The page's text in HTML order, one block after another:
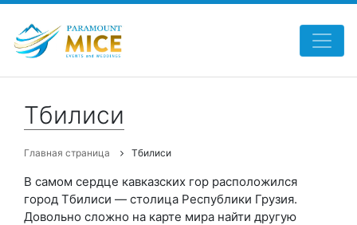
Тбилиси
Главная страница Тбилиси
В самом сердце кавказских гор расположился
город Тбилиси ― столица Республики Грузия.
Довольно сложно на карте мира найти другую